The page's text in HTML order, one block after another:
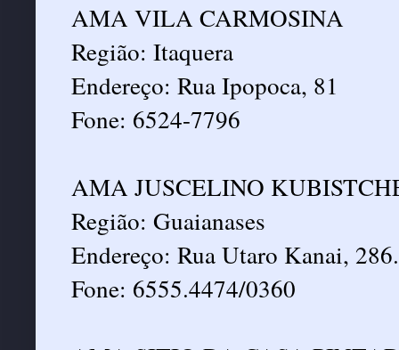
AMA VILA CARMOSINA
Região: Itaquera
Endereço: Rua Ipopoca, 81
Fone: 6524-7796
AMA JUSCELINO
Região: Guaianases
Endereço: Rua Utaro Kanai, 286.
Fone: 6555.4474/0360